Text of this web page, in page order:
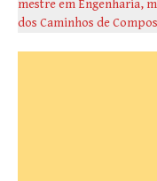
mestre em Engenharia,
dos Caminhos de